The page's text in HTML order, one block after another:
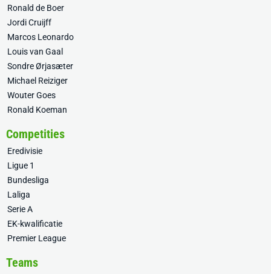
Ronald de Boer
Jordi Cruijff
Marcos Leonardo
Louis van Gaal
Sondre Ørjasæter
Michael Reiziger
Wouter Goes
Ronald Koeman
Competities
Eredivisie
Ligue 1
Bundesliga
Laliga
Serie A
EK-kwalificatie
Premier League
Teams